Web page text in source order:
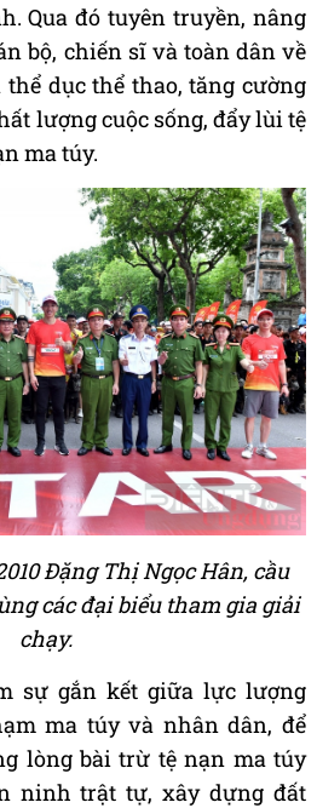
Qua đó tuyên truyền, nâng
bộ, chiến sĩ và toàn dân về
dục thể thao, tăng cường
lượng cuộc sống, đẩy lùi tệ
ma túy.
Đặng Thị Ngọc Hân, cầu
các đại biểu tham gia giải
chạy.
sự gắn kết giữa lực lượng
ma túy và nhân dân, để
lòng bài trừ tệ nạn ma túy
ninh trật tự, xây dựng đất